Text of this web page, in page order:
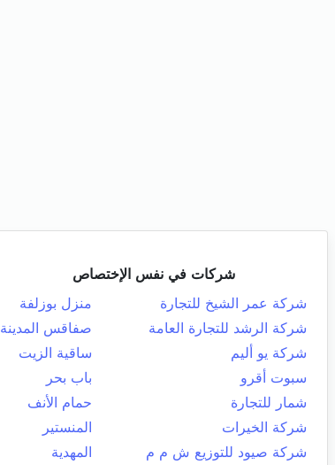
شركات في نفس الإختصاص
شركة عمر الشيخ للتجارة
منزل بوزلفة
شركة الرشد للتجارة العامة
صفاقس المدينة
شركة يو أليم
ساقية الزيت
سبوت أقرو
باب بحر
شمار للتجارة
حمام الأنف
شركة الخيرات
المنستير
شركة صيود للتوزيع ش م م
المهدية